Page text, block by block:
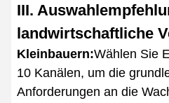
III.
landwirtschaftliche
Kleinbauern:Wählen Sie
10 Kanälen, um die
Anforderungen an die